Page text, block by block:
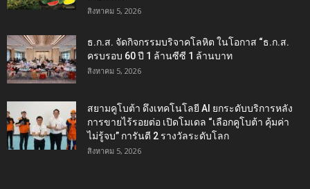
สิงหาคม 5, 2026
ธ.ก.ส. จัดกิจกรรมบริจาคโลหิต ในโอกาส “ธ.ก.ส.
ครบรอบ 60 ปี 1 ล้านซีซี 1 ล้านบาท
สิงหาคม 5, 2026
สยามคูโบต้า ดึงเทคโนโลยี AI ยกระดับบริการหลัง
การขายไร้รอยต่อ เปิดโมเดล “เลือกคูโบต้า คุ้มค่า
ไม่รู้จบ” การันตี 2 รางวัลระดับโลก
สิงหาคม 5, 2026